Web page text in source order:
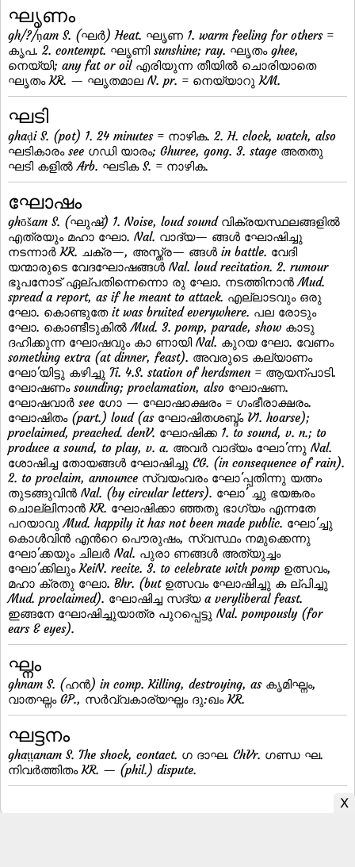
ഘൃണം
gh/?/ṇam S. (ഘര്‍) Heat. ഘൃണ 1. warm feeling for others =
കൃപ. 2. contempt. ഘൃണി sunshine; ray. ഘൃതം ghee,
നെയ്യി; any fat or oil എരിയുന്ന തീയില്‍ ചൊരിയാതെ
ഘൃതം KR. — ഘൃതമാല N. pr. = നെയ്യാറു KM.
ഘടി
ghaḍi S. (pot) 1. 24 minutes = നാഴിക. 2. H. clock, watch, also
ഘടികാരം see ഗഡി യാരം; Ghuree, gong. 3. stage അതതു
ഘടി കളില്‍ Arb. ഘടിക S. = നാഴിക.
ഘോഷം
ghōšam S. (ഘുഷ്) 1. Noise, loud sound വിക്രയസ്ഥലങ്ങളില്‍
എത്രയും മഹാ ഘോ. Nal. വാദ്യ— ങ്ങള്‍ ഘോഷിച്ചു
നടന്നാര്‍ KR. ചക്ര—, അസ്ത്ര— ങ്ങള്‍ in battle. വേദി
യന്മാരുടെ വേദഘോഷങ്ങള്‍ Nal. loud recitation. 2. rumour
ഭൂപനോട് ഏല്പതിന്നെന്നൊ രു ഘോ. നടത്തിനാന്‍ Mud.
spread a report, as if he meant to attack. എല്ലാടവും ഒരു
ഘോ. കൊണ്ടുതേ it was bruited everywhere. പല രോടും
ഘോ. കൊണ്ടീടുകില്‍ Mud. 3. pomp, parade, show കാടു
ദഹിക്കുന്ന ഘോഷവും കാ ണായി Nal. കുറയ ഘോ. വേണം
something extra (at dinner, feast). അവരുടെ കല്യാണം
ഘോ'യിട്ടു കഴിച്ചു Ti. 4.S. station of herdsmen = ആയന്പാടി.
ഘോഷണം sounding; proclamation, also ഘോഷണ.
ഘോഷവാര്‍ see ഗോ — ഘോഷാക്ഷരം = ഗംഭീരാക്ഷരം.
ഘോഷിതം (part.) loud (as ഘോഷിതശബ്ദ്ം V1. hoarse);
proclaimed, preached. denV. ഘോഷിക്ക 1. to sound, v. n.; to
produce a sound, to play, v. a. അവര്‍ വാദ്യം ഘോ'ന്നു Nal.
ശോഷിച്ച തോയങ്ങള്‍ ഘോഷിച്ചു CG. (in consequence of rain).
2. to proclaim, announce സ്വയംവരം ഘോ'പ്പതിന്നു യത്നം
തുടങ്ങുവിന്‍ Nal. (by circular letters). ഘോ' ച്ചു ഭയങ്കരം
ചൊല്ലിനാന്‍ KR. ഘോഷിക്കാ ഞ്ഞതു ഭാഗ്യം എന്നതേ
പറയാവു Mud. happily it has not been made public. ഘോ'ച്ചു
കൊള്‍വിന്‍ എന്‍റെ പൌരുഷം, സ്വസ്ഥം നമുക്കെന്നു
ഘോ'ക്കയും ചിലര്‍ Nal. പുരാ ണങ്ങള്‍ അത്യുച്ചം
ഘോ'ക്കിലും KeiN. recite. 3. to celebrate with pomp ഉത്സവം,
മഹാ ക്രതു ഘോ. Bhr. (but ഉത്സവം ഘോഷിച്ചു ക ല്പിച്ചു
Mud. proclaimed). ഘോഷിച്ച സദ്യ a veryliberal feast.
ഇങ്ങനേ ഘോഷിച്ചുയാത്ര പുറപ്പെട്ടു Nal. pompously (for
ears & eyes).
ഘ്നം
ghnam S. (ഹന്‍) in comp. Killing, destroying, as കൃമിഘ്നം,
വാതഘ്നം GP., സര്‍വ്വകാര്യഘ്നം ദു:ഖം KR.
ഘട്ടനം
ghaṭṭanam S. The shock, contact. ഗ ദാഘ. ChVr. ഗണ്ഡ ഘ.
നിവര്‍ത്തിതം KR. — (phil.) dispute.